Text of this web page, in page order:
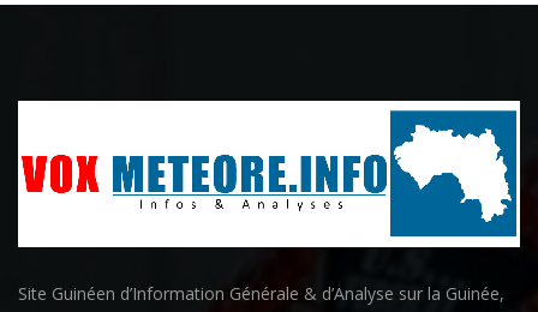
Site Guinéen d’Information Générale & d’Analyse sur la Guinée,